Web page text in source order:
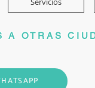
A OTRAS